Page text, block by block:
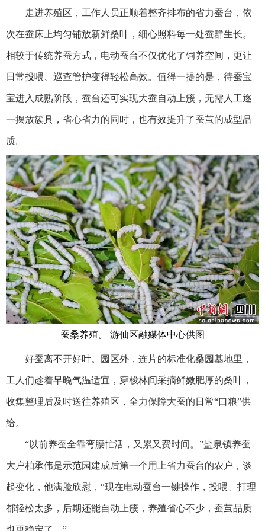
走进养殖区，工作人员正顺着整齐排布的省力蚕台，依
次在蚕床上均匀铺放新鲜桑叶，细心照料每一处蚕群生长。
相较于传统养蚕方式，电动蚕台不仅优化了饲养空间，更让
日常投喂、巡查管护变得轻松高效。值得一提的是，待蚕宝
宝进入成熟阶段，蚕台还可实现大蚕自动上簇，无需人工逐
一摆放簇具，省心省力的同时，也有效提升了蚕茧的成型品
质。
蚕桑养殖。 游仙区融媒体中心供图
好蚕离不开好叶。园区外，连片的标准化桑园基地里，
工人们趁着早晚气温适宜，穿梭林间采摘鲜嫩肥厚的桑叶，
收集整理后及时送往养殖区，全力保障大蚕的日常“口粮”供
给。
“以前养蚕全靠弯腰忙活，又累又费时间。”盐泉镇养蚕
大户柏承伟是示范园建成后第一个用上省力蚕台的农户，谈
起变化，他满脸欣慰，“现在电动蚕台一键操作，投喂、打理
都轻松太多，后期还能自动上簇，养殖省心不少，蚕茧品质